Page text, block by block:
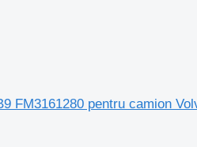
FM3161280 pentru camion